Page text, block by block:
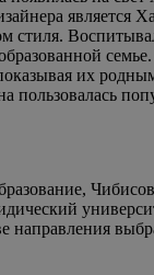
является
стиля.
их
пользовалась
направления